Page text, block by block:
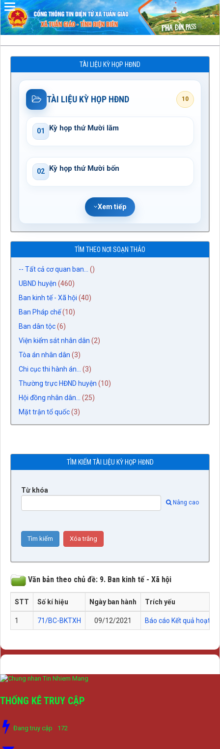
TÀI LIỆU KỲ HỌP HĐND
TÀI LIỆU KỲ HỌP HĐND 10
01 Kỳ họp thứ Mười lăm
02 Kỳ họp thứ Mười bốn
Xem tiếp
TÌM THEO NƠI SOẠN THẢO
-- Tất cả cơ quan ban...
()
UBND huyện (460)
Ban kinh tế - Xã hội (40)
Ban Pháp chế(10)
Ban dân tộc(6)
Viện kiểm sát nhân dân (2)
Tòa án nhân dân (3)
Chi cục thi hành án...
(3)
Thường trực HĐND huyện (10)
Hội đồng nhân dân...
(25)
Mặt trận tổ quốc(3)
TÌM KIẾM TÀI LIỆU KỲ HỌP HĐND
Từ khóa
Nâng cao
Văn bản theo chủ đề: 9. Ban kinh tế - Xã hội
STT Số kí hiệu Ngày ban hành Trích yếu
1 71/BC-BKTXH 09/12/2021 Báo cáo Kết quả hoạt
THỐNG KÊ TRUY CẬP
Đang truy cập 172
Đã kết nối EMC